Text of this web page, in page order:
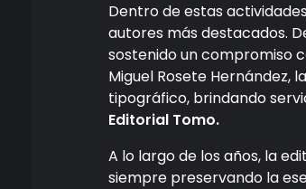
Dentro de estas
autores más destacados.
sostenido un compromiso
Miguel Rosete Hernández,
tipográfico, brindando
Editorial Tomo.
A lo largo de los años, la
siempre preservando la